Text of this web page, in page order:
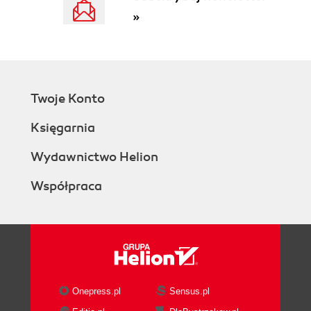
»
Twoje Konto
Księgarnia
Wydawnictwo Helion
Współpraca
Onepress.pl
Sensus.pl